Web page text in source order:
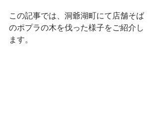
この記事では、洞爺湖町にて店舗そば
のポプラの木を伐った様子をご紹介し
ます。